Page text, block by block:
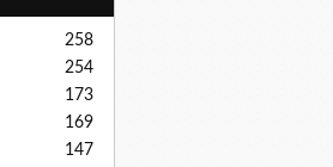
258
254
173
169
147